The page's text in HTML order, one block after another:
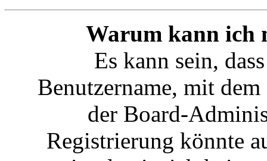
Warum kann ich
Es kann sein,
Benutzername, mit
der Board-
Registrierung könnte